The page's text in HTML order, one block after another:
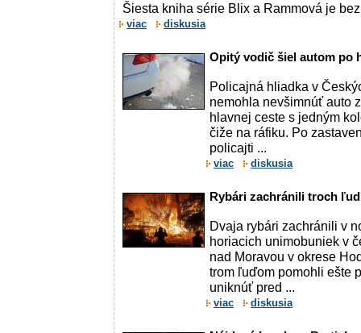
Šiesta kniha série Blix a Rammová je
viac diskusia
Opitý vodič šiel autom po
Policajná hliadka v
nemohla nevšimnúť auto
hlavnej ceste s jedným
čiže na ráfiku. Po
policajti ...
viac diskusia
Rybári zachránili troch
Dvaja rybári zachránili v
horiacich unimobuniek v
nad Moravou v okrese
trom ľuďom pomohli ešte
uniknúť pred ...
viac diskusia